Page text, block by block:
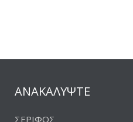
Κολυμπήθρα
ΑΝΑΚΑΛΥΨΤΕ
ΣΕΡΙΦΟΣ